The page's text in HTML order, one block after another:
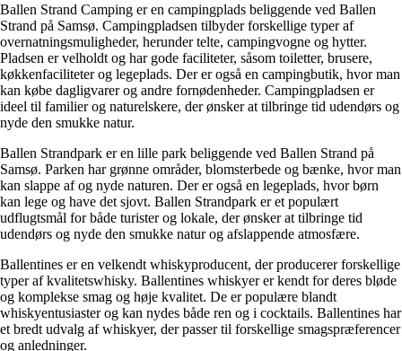
Ballen Strand Camping er en campingplads beliggende ved Ballen
Strand på Samsø. Campingpladsen tilbyder forskellige typer af
overnatningsmuligheder, herunder telte, campingvogne og hytter.
Pladsen er velholdt og har gode faciliteter, såsom toiletter, brusere,
køkkenfaciliteter og legeplads. Der er også en campingbutik, hvor man
kan købe dagligvarer og andre fornødenheder. Campingpladsen er
ideel til familier og naturelskere, der ønsker at tilbringe tid udendørs og
nyde den smukke natur.
Ballen Strandpark er en lille park beliggende ved Ballen Strand på
Samsø. Parken har grønne områder, blomsterbede og bænke, hvor man
kan slappe af og nyde naturen. Der er også en legeplads, hvor børn
kan lege og have det sjovt. Ballen Strandpark er et populært
udflugtsmål for både turister og lokale, der ønsker at tilbringe tid
udendørs og nyde den smukke natur og afslappende atmosfære.
Ballentines er en velkendt whiskyproducent, der producerer forskellige
typer af kvalitetswhisky. Ballentines whiskyer er kendt for deres bløde
og komplekse smag og høje kvalitet. De er populære blandt
whiskyentusiaster og kan nydes både ren og i cocktails. Ballentines har
et bredt udvalg af whiskyer, der passer til forskellige smagspræferencer
og anledninger.